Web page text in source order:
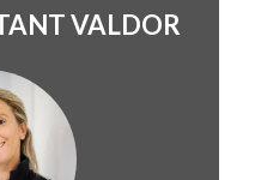
VALDOR